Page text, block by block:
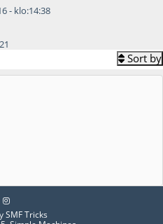
- klo:14:38
Sort by
SMF Tricks